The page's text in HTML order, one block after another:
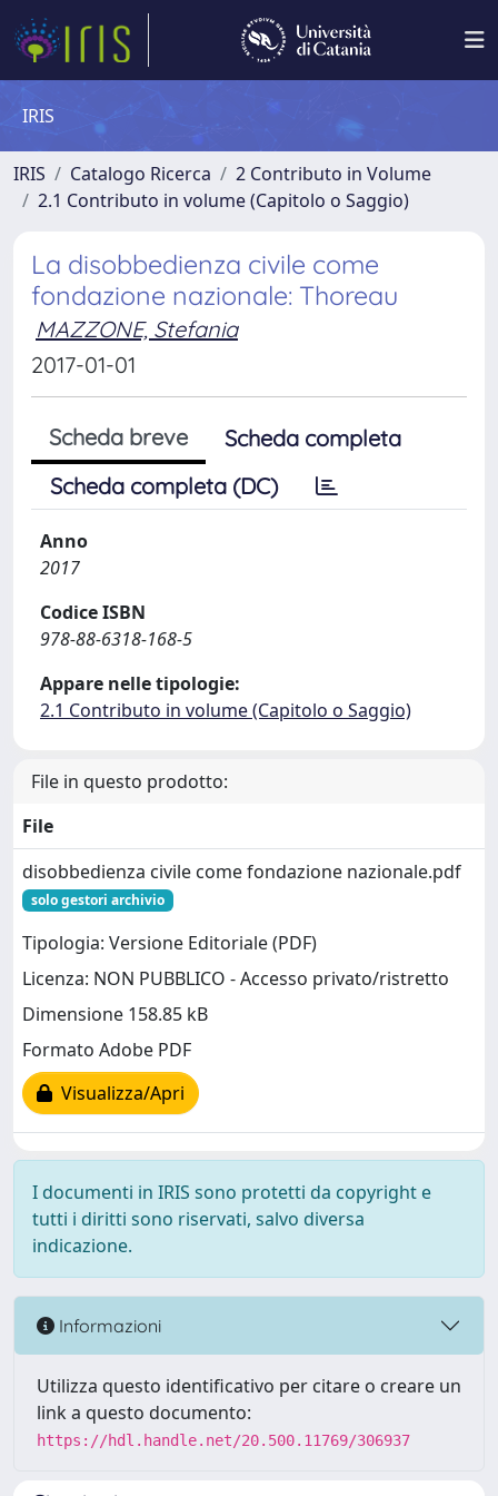
IRIS
IRIS Catalogo Ricerca
2 Contributo in Volume
2.1 Contributo in volume (Capitolo o Saggio)
La disobbedienza civile come
fondazione nazionale: Thoreau
MAZZONE, Stefania
2017-01-01
Scheda breve
Scheda completa
Scheda completa (DC)
Anno
2017
Codice ISBN
978-88-6318-168-5
Appare nelle tipologie:
2.1 Contributo in volume (Capitolo o Saggio)
File in questo prodotto:
File
disobbedienza civile come fondazione nazionale.pdf
solo gestori archivio
Tipologia: Versione Editoriale (PDF)
Licenza: NON PUBBLICO - Accesso privato/ristretto
Dimensione 158.85 kB
Formato Adobe PDF
Visualizza/Apri
I documenti in IRIS sono protetti da copyright e
tutti i diritti sono riservati, salvo diversa
indicazione.
Informazioni
Utilizza questo identificativo per citare o creare un
link a questo documento:
https://hdl.handle.net/20.500.11769/306937